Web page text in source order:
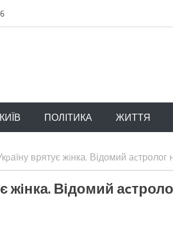
КИЇВ ПОЛІТИКА ЖИТТЯ
врятує жiнка. Відомий аcтролог
жiнка. Відомий